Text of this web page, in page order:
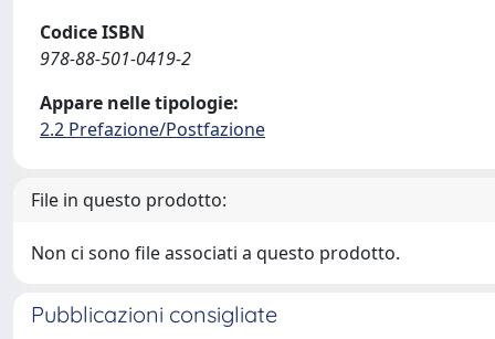
Codice ISBN
978-88-501-0419-2
Appare nelle tipologie:
2.2 Prefazione/Postfazione
File in questo prodotto:
Non ci sono file associati a questo prodotto.
Pubblicazioni consigliate